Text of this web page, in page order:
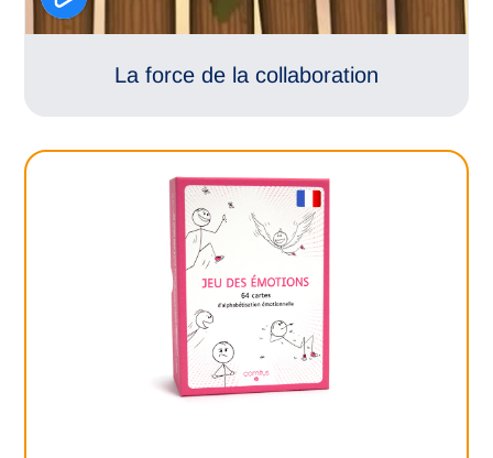
La force de la collaboration